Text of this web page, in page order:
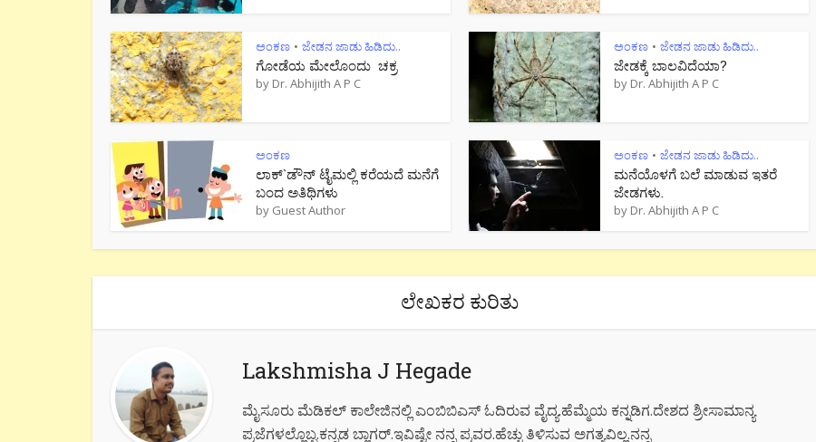
ಅಂಕಣ • ಜೇಡನ ಜಾಡು ಹಿಡಿದು..
ಗೋಡೆಯ ಮೇಲೊಂದು ಚಕ್ರ
by Dr. Abhijith A P C
ಅಂಕಣ • ಜೇಡನ ಜಾಡು ಹಿಡಿದು..
ಜೇಡಕ್ಕೆ ಬಾಲವಿದೆಯಾ?
by Dr. Abhijith A P C
ಅಂಕಣ
ಲಾಕ್`ಡೌನ್ ಟೈಮಲ್ಲಿ ಕರೆಯದೆ ಮನೆಗೆ
ಬಂದ ಅತಿಥಿಗಳು
by Guest Author
ಅಂಕಣ • ಜೇಡನ ಜಾಡು ಹಿಡಿದು..
ಮನೆಯೊಳಗೆ ಬಲೆ ಮಾಡುವ ಇತರೆ
ಜೇಡಗಳು.
by Dr. Abhijith A P C
ಲೇಖಕರ ಕುರಿತು
Lakshmisha J Hegade
ಮೈಸೂರು ಮೆಡಿಕಲ್ ಕಾಲೇಜಿನಲ್ಲಿ ಎಂಬಿಬಿಎಸ್ ಓದಿರುವ ವೈದ್ಯ.ಹೆಮ್ಮೆಯ ಕನ್ನಡಿಗ.ದೇಶದ ಶ್ರೀಸಾಮಾನ್ಯ
ಪ್ರಜೆಗಳಲ್ಲೊಬ್ಬ.ಕನ್ನಡ ಬ್ಲಾಗರ್.ಇವಿಷ್ಟೇ ನನ್ನ ಪ್ರವರ.ಹೆಚ್ಚು ತಿಳಿಸುವ ಅಗತ್ಯವಿಲ್ಲ.ನನ್ನ